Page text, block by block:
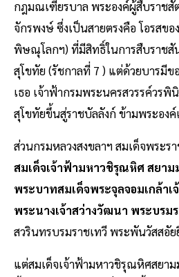
กฎมณเฑียรบาล พระองค์ผู้สืบราชสั
จักรพงษ์ ซึ่งเป็นสายตรงคือ โอรสข
พิษณุโลกฯ) ที่มีสิทธิ์ในการสืบราชสั
สุโขทัย (รัชกาลที่ 7 ) แต่ด้วยบารมี
เธอ เจ้าฟ้ากรมพระนครสวรรค์วรพิ
สุโขทัยขึ้นสู่ราชบัลลังก์ ข้ามพระอง
ส่วนกรมหลวงสงขลาฯ สมเด็จพระ
สมเด็จเจ้าฟ้ามหาวชิรุณหิศ สยาม
พระบาทสมเด็จพระจุลจอมเกล้าเ
พระนางเจ้าสว่างวัฒนา พระบรม
สวรินทรบรมราชเทวี พระพันวัสสอัย
แต่สมเด็จเจ้าฟ้ามหาวชิรุณหิศสยาม